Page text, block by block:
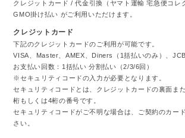
クレジットカード / 代金引換（ヤマト運輸 宅急便コ
GMO掛け払い がご利用いただけます。
クレジットカード
下記のクレジットカードのご利用が可能です。
VISA、Master、AMEX、Diners（1括払いのみ）、JCB
お支払い回数：1括払い 分割払い（2/3/6回）
※セキュリティコードの入力が必要となります。
セキュリティコードとは、クレジットカードの裏面ま
桁もしくは4桁の番号です。
セキュリティコードがご不明な場合は、ご契約のカー
さい。